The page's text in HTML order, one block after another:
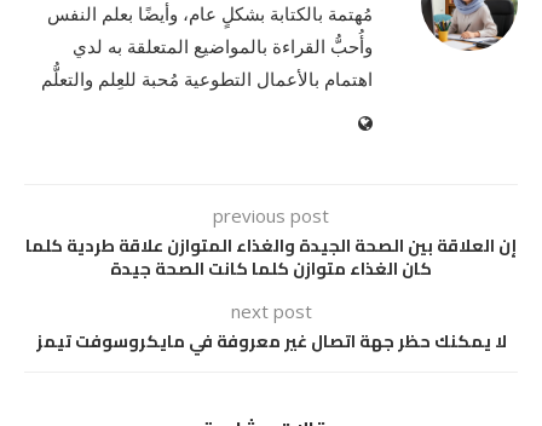
مُهتمة بالكتابة بشكلٍ عام، وأيضًا بعلم النفس
وأُحبُّ القراءة بالمواضيع المتعلقة به لدي
اهتمام بالأعمال التطوعية مُحبة للعِلم والتعلُّم
previous post
إن العلاقة بين الصحة الجيدة والغذاء المتوازن علاقة طردية كلما
كان الغذاء متوازن كلما كانت الصحة جيدة
next post
لا يمكنك حظر جهة اتصال غير معروفة في مايكروسوفت تيمز